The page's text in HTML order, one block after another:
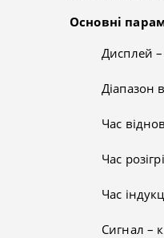
Основні
Дисплей –
Діапазон
Час
Час
Час
Сигнал –